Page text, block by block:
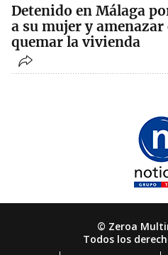
Detenido en Málaga
a su mujer y amenazar
quemar la vivienda
© Zeroa
Todos los